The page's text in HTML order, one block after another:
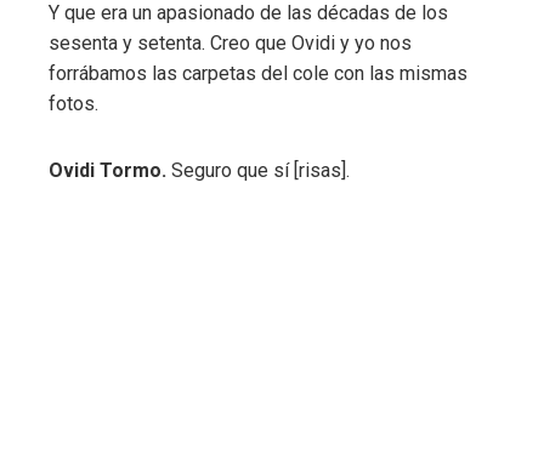
Y que era un apasionado de las décadas de los
sesenta y setenta. Creo que Ovidi y yo nos
forrábamos las carpetas del cole con las mismas
fotos.
Ovidi Tormo. Seguro que sí [risas].